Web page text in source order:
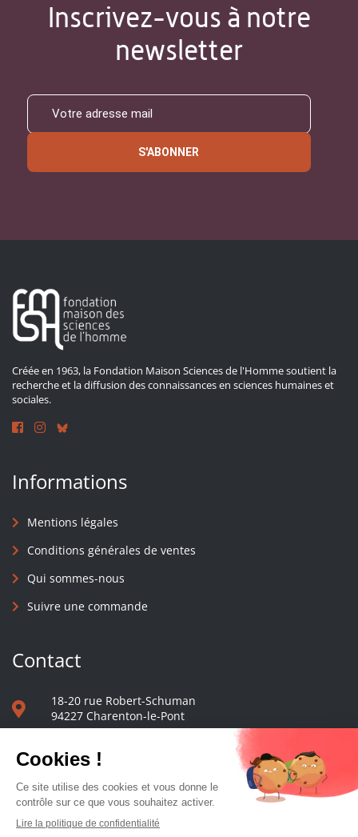
Inscrivez-vous à notre
newsletter
S'ABONNER
Créée en 1963, la Fondation Maison Sciences de l'Homme soutient la
recherche et la diffusion des connaissances en sciences humaines et
sociales.
Informations
Mentions légales
Conditions générales de ventes
Qui sommes-nous
Suivre une commande
Contact
18-20 rue Robert-Schuman
94227 Charenton-le-Pont